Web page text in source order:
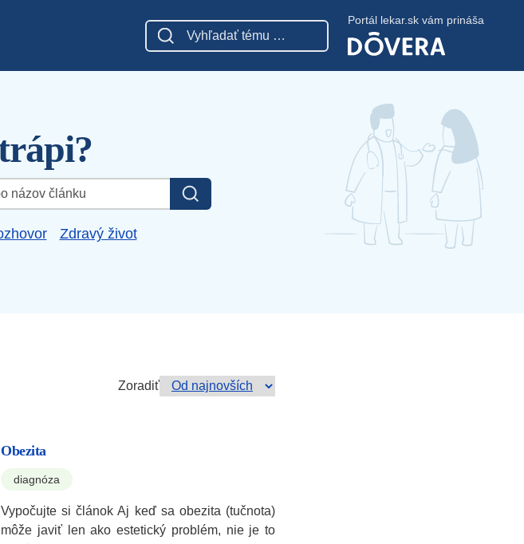
Portál lekar.sk vám prináša
Zdravý život
Zoradiť
Obezita
diagnóza
Vypočujte si článok Aj keď sa obezita (tučnota)
môže javiť len ako estetický problém, nie je to